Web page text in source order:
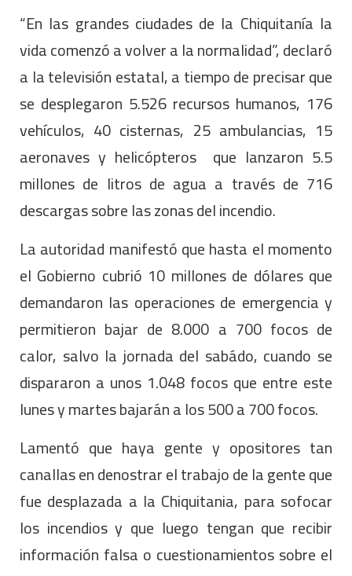
“En las grandes ciudades de la Chiquitanía la
vida comenzó a volver a la normalidad”, declaró
a la televisión estatal, a tiempo de precisar que
se desplegaron 5.526 recursos humanos, 176
vehículos, 40 cisternas, 25 ambulancias, 15
aeronaves y helicópteros que lanzaron 5.5
millones de litros de agua a través de 716
descargas sobre las zonas del incendio.
La autoridad manifestó que hasta el momento
el Gobierno cubrió 10 millones de dólares que
demandaron las operaciones de emergencia y
permitieron bajar de 8.000 a 700 focos de
calor, salvo la jornada del sabádo, cuando se
dispararon a unos 1.048 focos que entre este
lunes y martes bajarán a los 500 a 700 focos.
Lamentó que haya gente y opositores tan
canallas en denostrar el trabajo de la gente que
fue desplazada a la Chiquitania, para sofocar
los incendios y que luego tengan que recibir
información falsa o cuestionamientos sobre el